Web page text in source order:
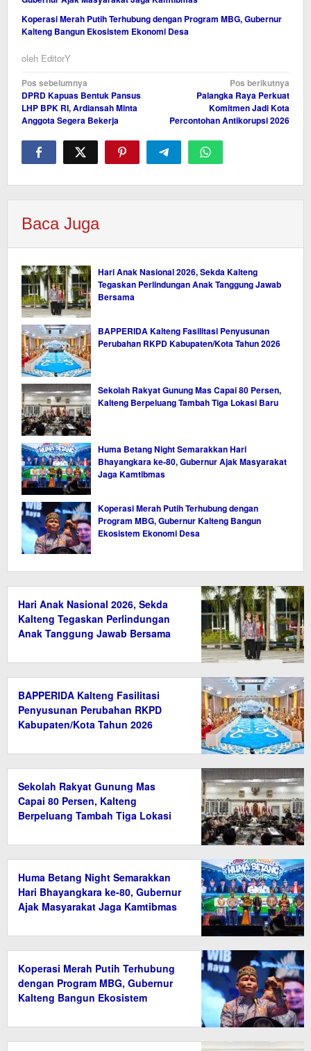
Koperasi Merah Putih Terhubung dengan Program MBG, Gubernur
Kalteng Bangun Ekosistem Ekonomi Desa
oleh EditorY
Navigasi
pos
Pos sebelumnya
DPRD Kapuas Bentuk Pansus
LHP BPK RI, Ardiansah Minta
Anggota Segera Bekerja
Pos berikutnya
Palangka Raya Perkuat
Komitmen Jadi Kota
Percontohan Antikorupsi 2026
Baca Juga
Hari Anak Nasional 2026, Sekda Kalteng
Tegaskan Perlindungan Anak Tanggung Jawab
Bersama
BAPPERIDA Kalteng Fasilitasi Penyusunan
Perubahan RKPD Kabupaten/Kota Tahun 2026
Sekolah Rakyat Gunung Mas Capai 80 Persen,
Kalteng Berpeluang Tambah Tiga Lokasi Baru
Huma Betang Night Semarakkan Hari
Bhayangkara ke-80, Gubernur Ajak Masyarakat
Jaga Kamtibmas
Koperasi Merah Putih Terhubung dengan
Program MBG, Gubernur Kalteng Bangun
Ekosistem Ekonomi Desa
Hari Anak Nasional 2026, Sekda
Kalteng Tegaskan Perlindungan
Anak Tanggung Jawab Bersama
BAPPERIDA Kalteng Fasilitasi
Penyusunan Perubahan RKPD
Kabupaten/Kota Tahun 2026
Sekolah Rakyat Gunung Mas
Capai 80 Persen, Kalteng
Berpeluang Tambah Tiga Lokasi
Huma Betang Night Semarakkan
Hari Bhayangkara ke-80, Gubernur
Ajak Masyarakat Jaga Kamtibmas
Koperasi Merah Putih Terhubung
dengan Program MBG, Gubernur
Kalteng Bangun Ekosistem